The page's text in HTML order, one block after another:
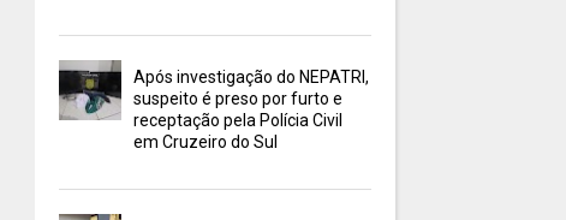
Após investigação do NEPATRI,
suspeito é preso por furto e
receptação pela Polícia Civil
em Cruzeiro do Sul